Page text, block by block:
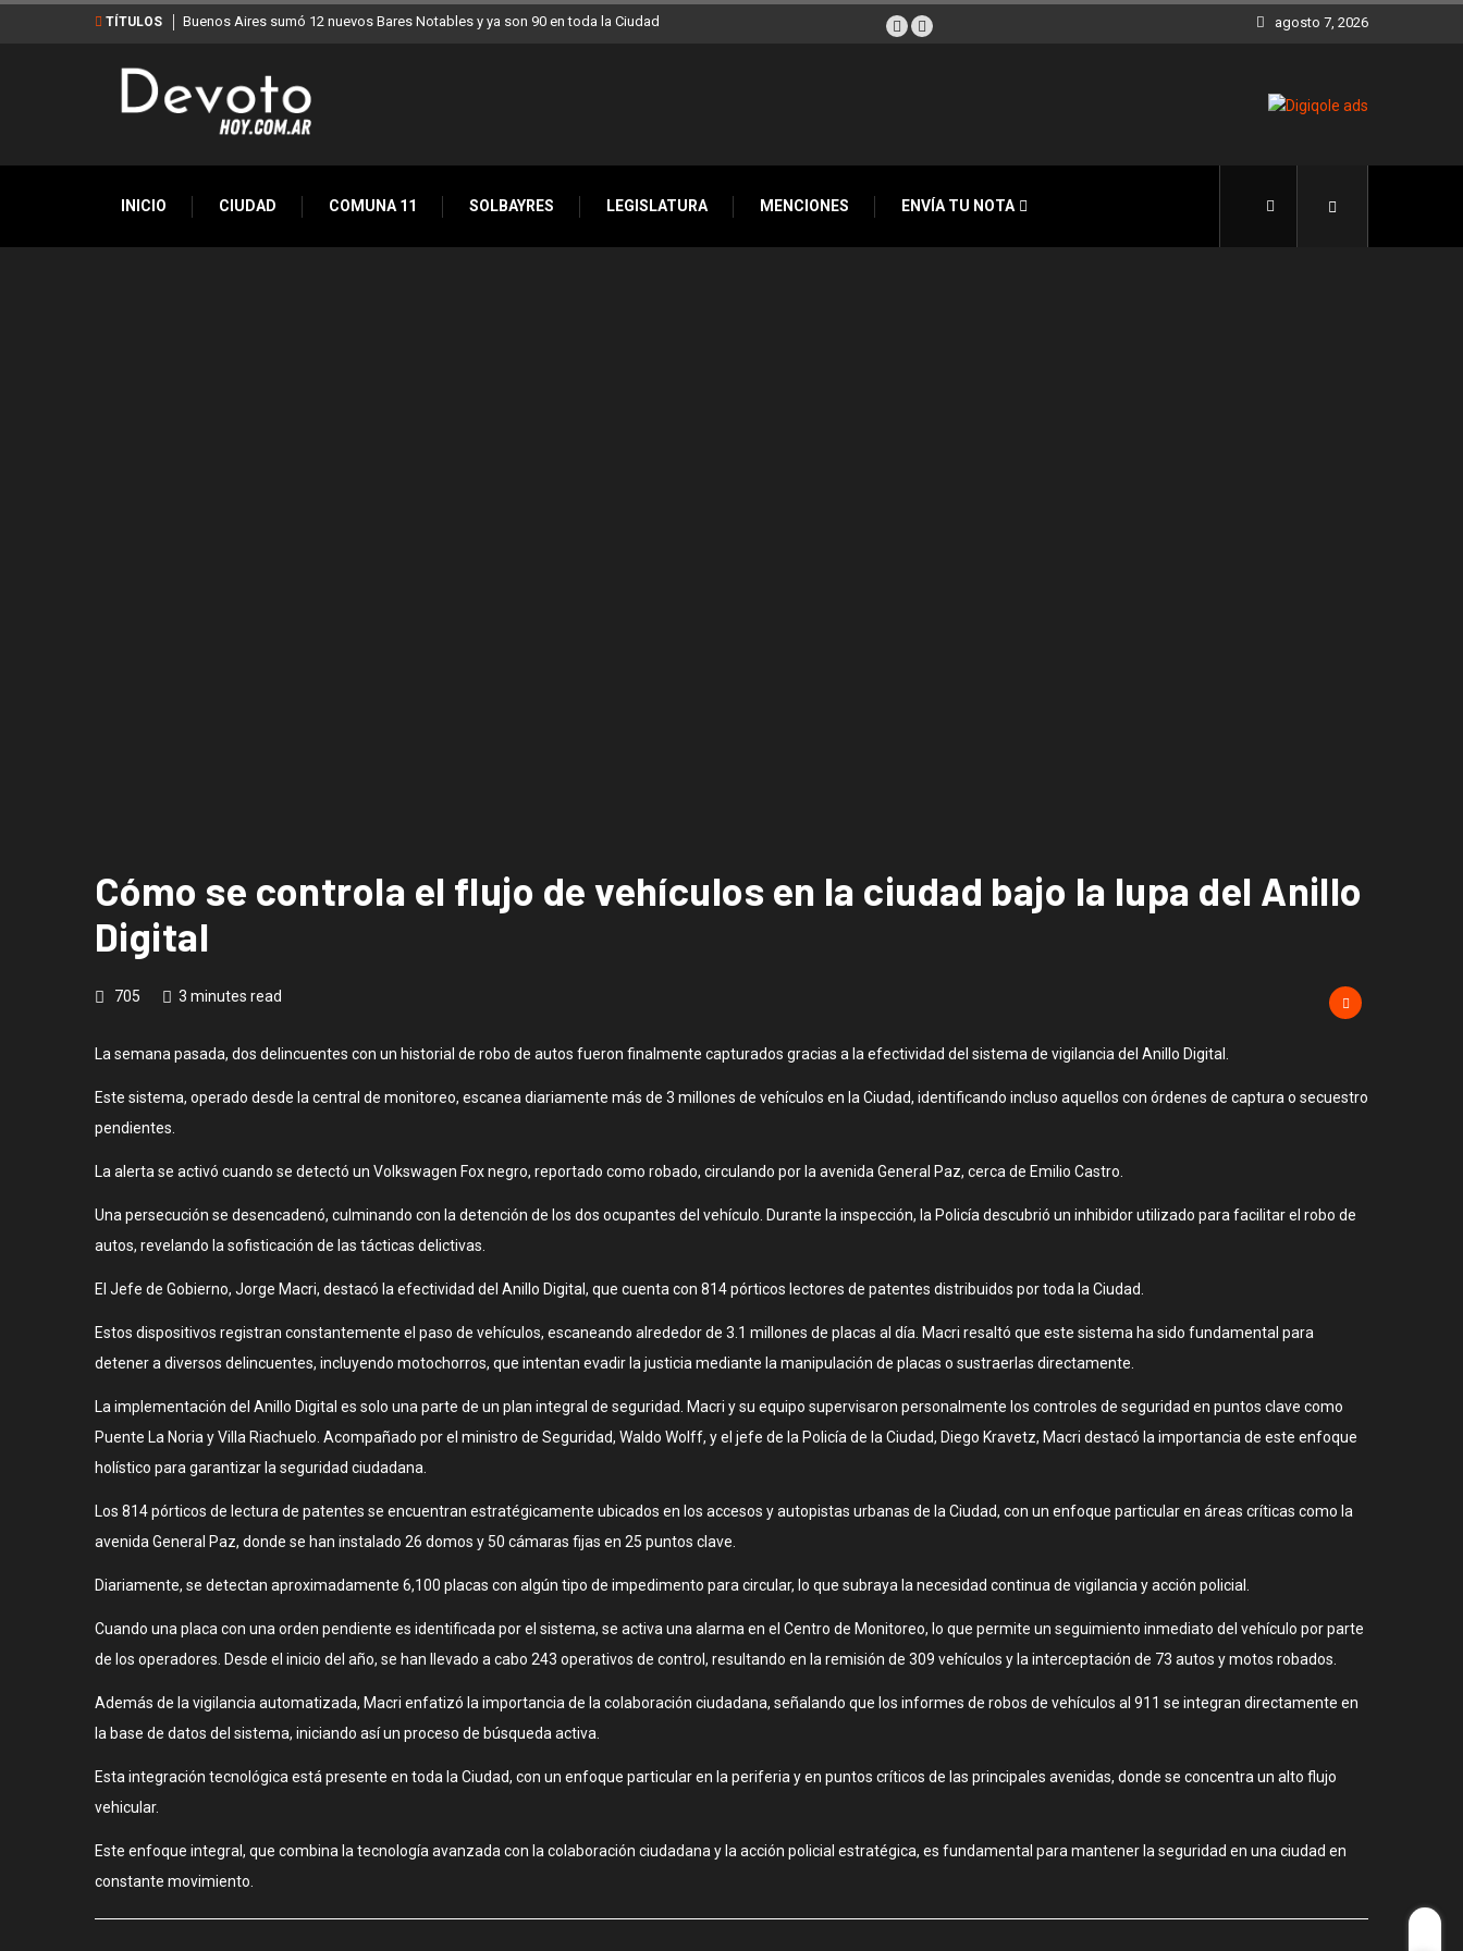
TÍTULOS Buenos Aires sumó 12 nuevos Bares Notables y ya son 90 en toda la Ciudad agosto 7, 2026
INICIO CIUDAD COMUNA 11 SOLBAYRES LEGISLATURA MENCIONES ENVÍA TU NOTA
Cómo se controla el flujo de vehículos en la ciudad bajo la lupa del Anillo
Digital
705 3 minutes read
La semana pasada, dos delincuentes con un historial de robo de autos fueron finalmente capturados gracias a la efectividad del sistema de vigilancia del Anillo Digital.
Este sistema, operado desde la central de monitoreo, escanea diariamente más de 3 millones de vehículos en la Ciudad, identificando incluso aquellos con órdenes de captura o secuestro
pendientes.
La alerta se activó cuando se detectó un Volkswagen Fox negro, reportado como robado, circulando por la avenida General Paz, cerca de Emilio Castro.
Una persecución se desencadenó, culminando con la detención de los dos ocupantes del vehículo. Durante la inspección, la Policía descubrió un inhibidor utilizado para facilitar el robo de
autos, revelando la sofisticación de las tácticas delictivas.
El Jefe de Gobierno, Jorge Macri, destacó la efectividad del Anillo Digital, que cuenta con 814 pórticos lectores de patentes distribuidos por toda la Ciudad.
Estos dispositivos registran constantemente el paso de vehículos, escaneando alrededor de 3.1 millones de placas al día. Macri resaltó que este sistema ha sido fundamental para
detener a diversos delincuentes, incluyendo motochorros, que intentan evadir la justicia mediante la manipulación de placas o sustraerlas directamente.
La implementación del Anillo Digital es solo una parte de un plan integral de seguridad. Macri y su equipo supervisaron personalmente los controles de seguridad en puntos clave como
Puente La Noria y Villa Riachuelo. Acompañado por el ministro de Seguridad, Waldo Wolff, y el jefe de la Policía de la Ciudad, Diego Kravetz, Macri destacó la importancia de este enfoque
holístico para garantizar la seguridad ciudadana.
Los 814 pórticos de lectura de patentes se encuentran estratégicamente ubicados en los accesos y autopistas urbanas de la Ciudad, con un enfoque particular en áreas críticas como la
avenida General Paz, donde se han instalado 26 domos y 50 cámaras fijas en 25 puntos clave.
Diariamente, se detectan aproximadamente 6,100 placas con algún tipo de impedimento para circular, lo que subraya la necesidad continua de vigilancia y acción policial.
Cuando una placa con una orden pendiente es identificada por el sistema, se activa una alarma en el Centro de Monitoreo, lo que permite un seguimiento inmediato del vehículo por parte
de los operadores. Desde el inicio del año, se han llevado a cabo 243 operativos de control, resultando en la remisión de 309 vehículos y la interceptación de 73 autos y motos robados.
Además de la vigilancia automatizada, Macri enfatizó la importancia de la colaboración ciudadana, señalando que los informes de robos de vehículos al 911 se integran directamente en
la base de datos del sistema, iniciando así un proceso de búsqueda activa.
Esta integración tecnológica está presente en toda la Ciudad, con un enfoque particular en la periferia y en puntos críticos de las principales avenidas, donde se concentra un alto flujo
vehicular.
Este enfoque integral, que combina la tecnología avanzada con la colaboración ciudadana y la acción policial estratégica, es fundamental para mantener la seguridad en una ciudad en
constante movimiento.